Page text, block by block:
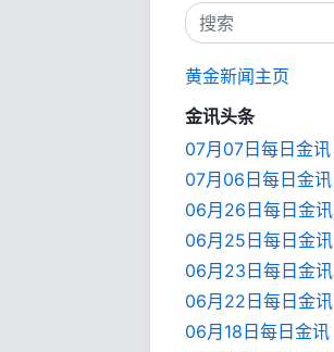
搜索
黄金新闻主页
金讯头条
07月07日每日金讯
07月06日每日金讯
06月26日每日金讯
06月25日每日金讯
06月23日每日金讯
06月22日每日金讯
06月18日每日金讯